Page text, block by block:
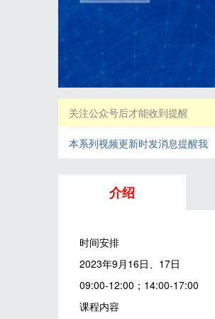
关注公众号后才能收到提醒
本系列视频更新时发消息提醒我
介绍
时间安排
2023年9月16日、17日
09:00-12:00；14:00-17:00
课程内容